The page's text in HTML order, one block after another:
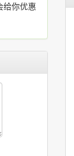
给你优惠